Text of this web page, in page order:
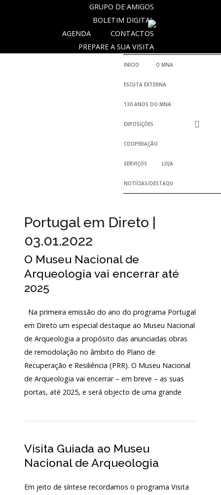
O
e
Protocolos
de
colaboração
Público
e
Login
Início
ESCUTA
ANOS
GRUPO DE AMIGOS
BOLETIM DIGITAL
CONTACTOS
AGENDA
PREPARE A SUA VISITA
INÍCIO O MNA
ESCUTA EXTERNA
130 ANOS DO MNA
EXPOSIÇÕES
COOPERAÇÃO
SERVIÇOS LOJA
NOTÍCIAS/DESTAQUES
Portugal em Direto |
03.01.2022
O Museu Nacional de
Arqueologia vai encerrar até
2025
Na primeira emissão do ano do programa Portugal
em Direto um especial destaque ao Museu Nacional
de Arqueologia a propósito das anunciadas obras
de remodolação no âmbito do Plano de
Recuperação e Resiliência (PRR). O Museu Nacional
de Arqueologia vai encerrar – em breve – as suas
portas, até 2025, e será objecto de uma grande
Visita Guiada ao Museu
Nacional de Arqueologia
Em jeito de síntese recordamos o programa Visita